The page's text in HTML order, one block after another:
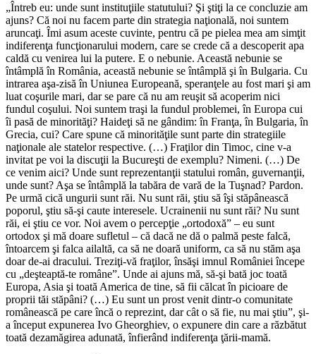
„Întreb eu: unde sunt instituţiile statutului? Şi ştiţi la ce concluzie am
ajuns? Că noi nu facem parte din strategia naţională, noi suntem
aruncaţi. Îmi asum aceste cuvinte, pentru că pe pielea mea am simţit
indiferenţa funcţionarului modern, care se crede că a descoperit apa
caldă cu venirea lui la putere. E o nebunie. Această nebunie se
întâmplă în România, această nebunie se întâmplă şi în Bulgaria. Cu
intrarea aşa-zisă în Uniunea Europeană, speranţele au fost mari şi am
luat coşurile mari, dar se pare că nu am reuşit să acoperim nici
fundul coşului. Noi suntem traşi la fundul problemei, în Europa cui
îi pasă de minorităţi? Haideţi să ne gândim: în Franţa, în Bulgaria, în
Grecia, cui? Care spune că minorităţile sunt parte din strategiile
naţionale ale statelor respective. (…) Fraţilor din Timoc, cine v-a
invitat pe voi la discuţii la Bucureşti de exemplu? Nimeni. (…) De
ce venim aici? Unde sunt reprezentanţii statului român, guvernanţii,
unde sunt? Aşa se întâmplă la tabăra de vară de la Tuşnad? Pardon.
Pe urmă cică ungurii sunt răi. Nu sunt răi, ştiu să îşi stăpânească
poporul, ştiu să-şi caute interesele. Ucrainenii nu sunt răi? Nu sunt
răi, ei ştiu ce vor. Noi avem o percepţie „ortodoxă” – eu sunt
ortodox şi mă doare sufletul – că dacă ne dă o palmă peste falcă,
întoarcem şi falca ailaltă, ca să ne doară uniform, ca să nu stăm aşa
doar de-ai dracului. Treziţi-vă fraţilor, însăşi imnul României începe
cu „deşteaptă-te române”. Unde ai ajuns mă, să-şi bată joc toată
Europa, Asia şi toată America de tine, să fii călcat în picioare de
proprii tăi stăpâni? (…) Eu sunt un prost venit dintr-o comunitate
românească pe care încă o reprezint, dar cât o să fie, nu mai ştiu”, şi-
a început expunerea Ivo Gheorghiev, o expunere din care a răzbătut
toată dezamăgirea adunată, înfierând indiferenţa ţării-mamă.